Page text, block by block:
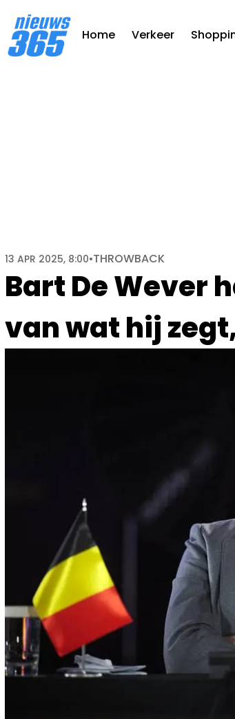
Home Verkeer
Bart De Wever
van wat hij
13 APR 2025, 8:00•THROWBACK